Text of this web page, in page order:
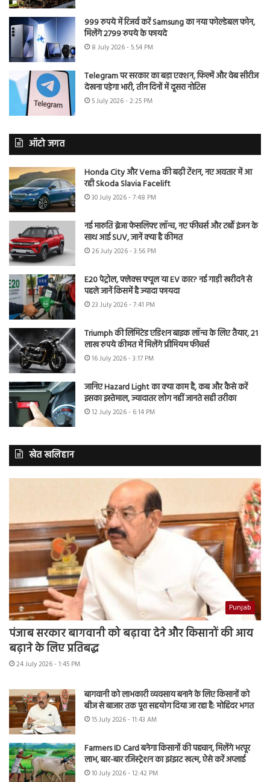
999 रुपये में रिजर्व करें Samsung का नया फोल्डेबल फोन,
मिलेंगे 2799 रुपये के फायदे
8 July 2026 - 5:54 PM
Telegram पर सरकार का बड़ा एक्शन, फिल्में और वेब सीरीज
देखना पड़ेगा भारी, तीन दिनों में दूसरा नोटिस
5 July 2026 - 2:25 PM
ऑटो जगत
Honda City और Verna की बढ़ी टेंशन, नए अवतार में आ
रही Skoda Slavia Facelift
30 July 2026 - 7:48 PM
नई मारुति ब्रेजा फेसलिफ्ट लॉन्च, नए फीचर्स और टर्बो इंजन के
साथ आई SUV, जानें क्या है कीमत
26 July 2026 - 3:56 PM
E20 पेट्रोल, फ्लेक्स फ्यूल या EV कार? नई गाड़ी खरीदने से
पहले जानें किसमें है ज्यादा फायदा
23 July 2026 - 7:41 PM
Triumph की लिमिटेड एडिशन बाइक लॉन्च के लिए तैयार, 21
लाख रुपये कीमत में मिलेंगे प्रीमियम फीचर्स
16 July 2026 - 3:17 PM
जानिए Hazard Light का क्या काम है, कब और कैसे करें
इसका इस्तेमाल, ज्यादातर लोग नहीं जानते सही तरीका
12 July 2026 - 6:14 PM
खेत खलिहान
Punjab
पंजाब सरकार बागवानी को बढ़ावा देने और किसानों की आय
बढ़ाने के लिए प्रतिबद्ध
24 July 2026 - 1:45 PM
बागवानी को लाभकारी व्यवसाय बनाने के लिए किसानों को
बीज से बाजार तक पूरा सहयोग दिया जा रहा है: मोहिंदर भगत
15 July 2026 - 11:43 AM
Farmers ID Card बनेगा किसानों की पहचान, मिलेंगे भरपूर
लाभ, बार-बार रजिस्ट्रेशन का झंझट खत्म, ऐसे करें अप्लाई
10 July 2026 - 12:42 PM